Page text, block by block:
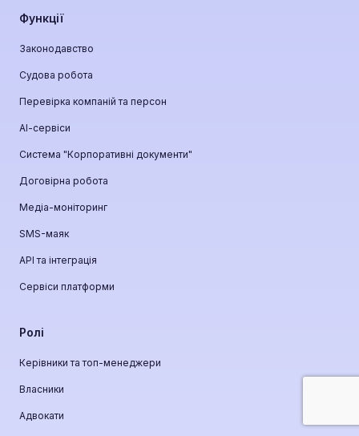
Функції
Законодавство
Судова робота
Перевірка компаній та персон
АІ-сервіси
Система "Корпоративні документи"
Договірна робота
Медіа-моніторинг
SMS-маяк
API та інтеграція
Сервіси платформи
Ролі
Керівники та топ-менеджери
Власники
Адвокати